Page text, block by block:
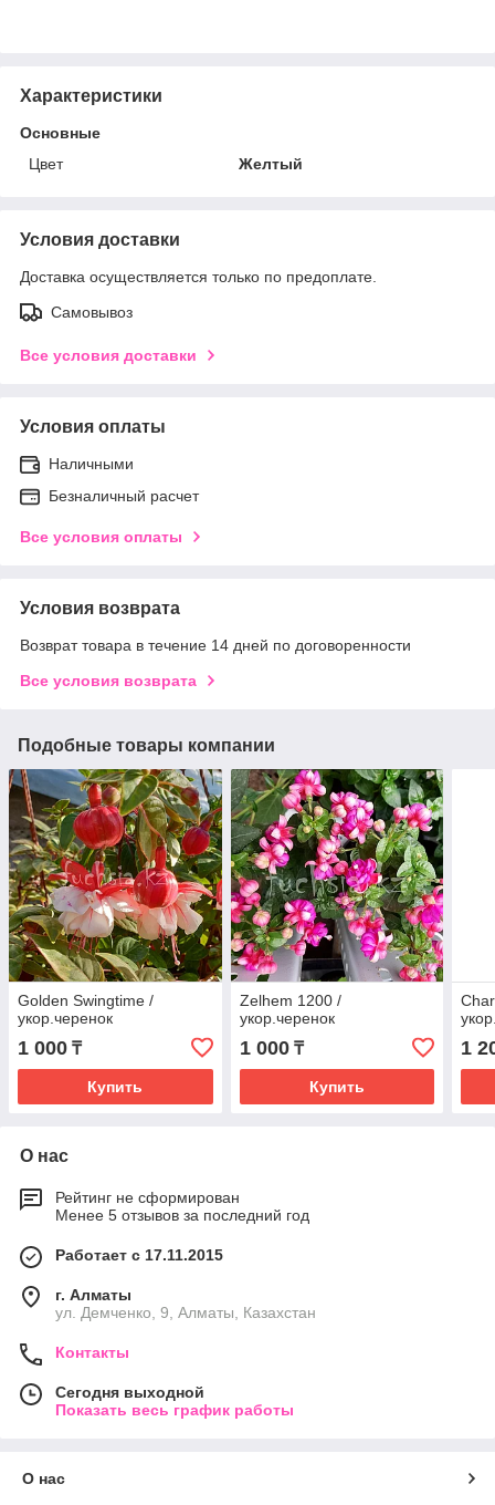
Характеристики
Основные
Цвет
Желтый
Условия доставки
Доставка осуществляется только по предоплате.
Самовывоз
Все условия доставки
Условия оплаты
Наличными
Безналичный расчет
Все условия оплаты
Условия возврата
Возврат товара в течение 14 дней по договоренности
Все условия возврата
Подобные товары компании
Golden Swingtime /
укор.черенок
1 000 ₸
Купить
Zelhem 1200 /
укор.черенок
1 000₸
Купить
1
О нас
Рейтинг не сформирован
Менее 5 отзывов за последний год
Работает с 17.11.2015
г. Алматы
ул. Демченко, 9, Алматы, Казахстан
Контакты
Сегодня выходной
Показать весь график работы
О нас